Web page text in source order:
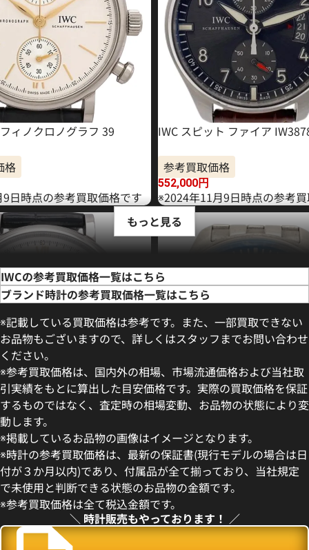
ィノクロノグラフ 39
格
日時点の参考買取価格です
IWC スピット ファイア
参考買取価格
552,000円
※2024年11月9日時点の参考
ィノ IW391031
格
日時点の参考買取価格です
参考買取価格
499,000円
※2026年5月9日時点の参考買
もっと見る
IWCの参考買取価格一覧はこちら
ブランド時計の参考買取価格一覧はこちら
※記載している買取価格は参考です。また、一部買取できない
お品物もございますので、詳しくはスタッフまでお問い合わせ
ください。
※参考買取価格は、国内外の相場、市場流通価格および当社取
引実績をもとに算出した目安価格です。実際の買取価格を保証
するものではなく、査定時の相場変動、お品物の状態により変
動します。
※掲載しているお品物の画像はイメージとなります。
※時計の参考買取価格は、最新の保証書(現行モデルの場合は日
付が３か月以内)であり、付属品が全て揃っており、当社規定
で未使用と判断できる状態のお品物の金額です。
※参考買取価格は全て税込金額です。
＼ 時計販売もやっております！ ／